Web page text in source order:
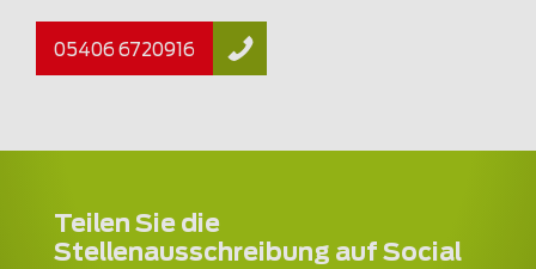
05406 6720916
Teilen Sie die
Stellenausschreibung auf Social